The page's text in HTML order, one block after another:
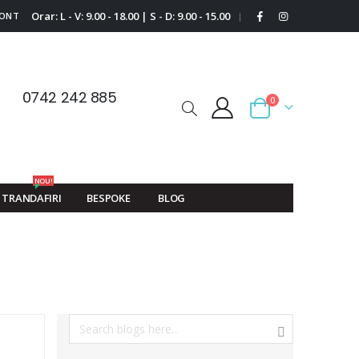
Orar: L - V: 9.00 - 18.00 | S - D: 9.00 - 15.00 |
0742 242 885
Cart
0
TRANDAFIRI
NOU!
BESPOKE BLOG